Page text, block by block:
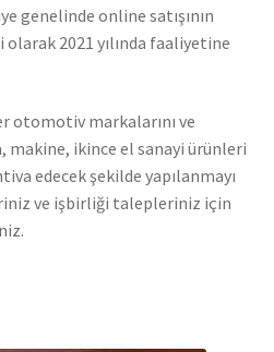
genelinde online satışının
olarak 2021 yılında faaliyetine
otomotiv markalarını ve
makine, ikince el sanayi ürünleri
edecek şekilde yapılanmayı
ve işbirliği talepleriniz için